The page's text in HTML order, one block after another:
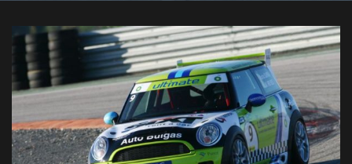
de